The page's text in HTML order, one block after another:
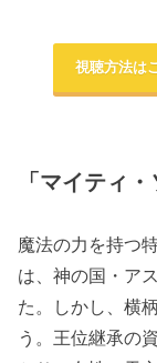
視聴方法は
「マイティ
魔法の力を持つ
は、神の国・ア
た。しかし、横
う。王位継承の